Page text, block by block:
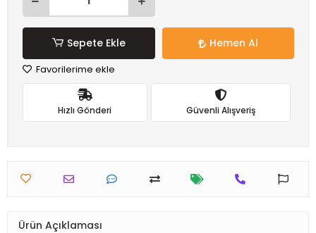
Sepete Ekle Hemen Al
Favorilerime ekle
Hızlı Gönderi Güvenli Alışveriş
Ürün Açıklaması